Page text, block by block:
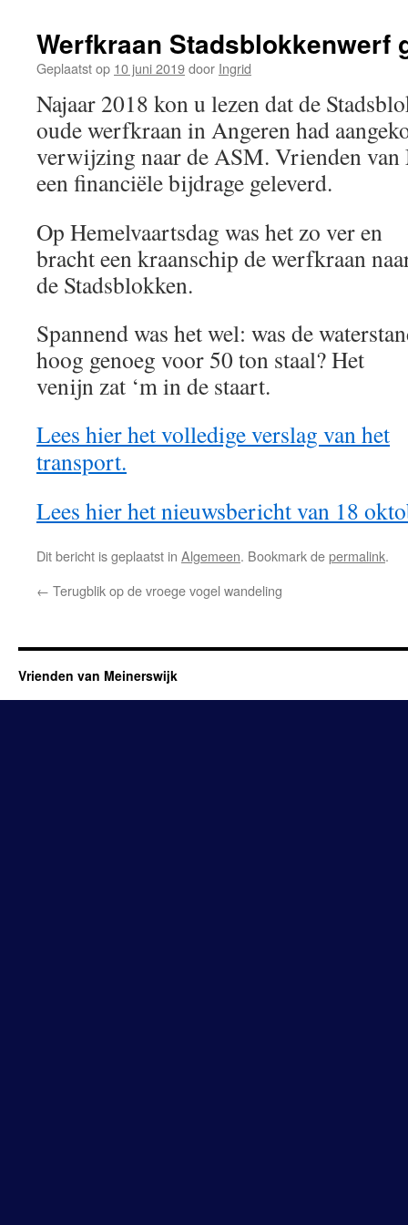
Werfkraan Stadsblokkenwerf
Geplaatst op 10 juni 2019door Ingrid
Najaar 2018 kon u lezen dat de
oude werfkraan in Angeren had
verwijzing naar de ASM. Vrienden
een financiële bijdrage geleverd.
Op Hemelvaartsdag was het zo ver en
bracht een kraanschip de werfkraan
de Stadsblokken.
Spannend was het wel: was de
hoog genoeg voor 50 ton staal? Het
venijn zat ‘m in de staart.
Lees hier het volledige verslag van het
transport.
Lees hier het nieuwsbericht van 18
Dit bericht is geplaatst in Algemeen. Bookmark depermalink.
← Terugblik op de vroege vogel wandeling
Vrienden van Meinerswijk